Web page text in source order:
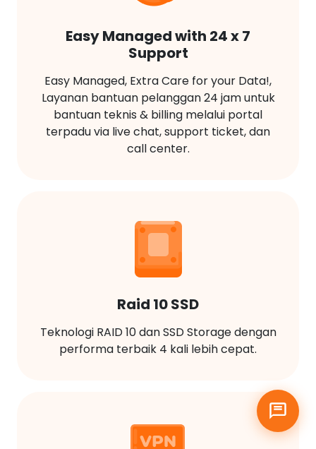
Easy Managed with 24 x 7
Support
Easy Managed, Extra Care for your Data!,
Layanan bantuan pelanggan 24 jam untuk
bantuan teknis & billing melalui portal
terpadu via live chat, support ticket, dan
call center.
Raid 10 SSD
Teknologi RAID 10 dan SSD Storage dengan
performa terbaik 4 kali lebih cepat.